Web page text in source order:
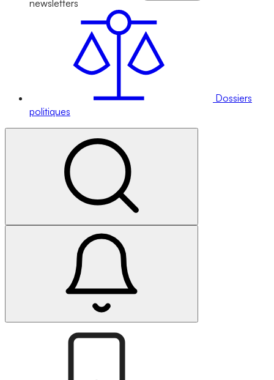
newsletters
Dossiers
politiques